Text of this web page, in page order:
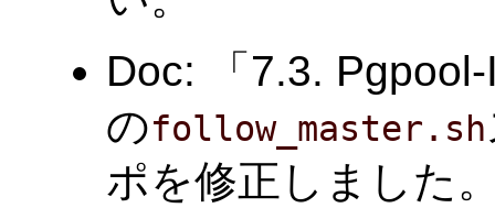
Doc: 「7.3.
のfollow_master.sh
ポを修正しました